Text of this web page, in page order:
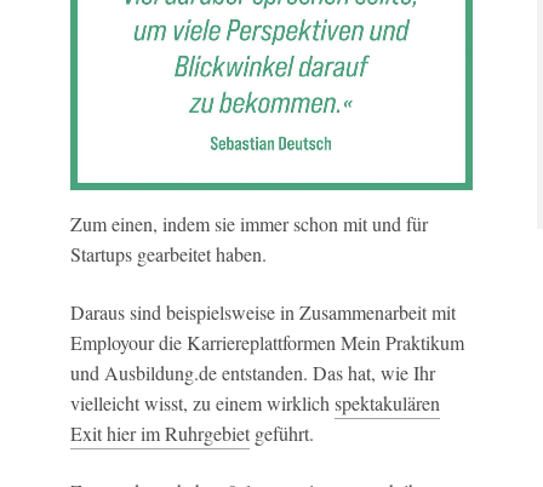
Zum einen, indem sie immer schon mit und für
Startups gearbeitet haben.
Daraus sind beispielsweise in Zusammenarbeit mit
Employour die Karriereplattformen Mein Praktikum
und Ausbildung.de entstanden. Das hat, wie Ihr
vielleicht wisst, zu einem wirklich spektakulären
Exit hier im Ruhrgebiet geführt.